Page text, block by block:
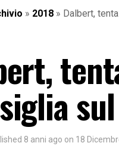
» 2018 » Dalbert,
8 anni ago on 18